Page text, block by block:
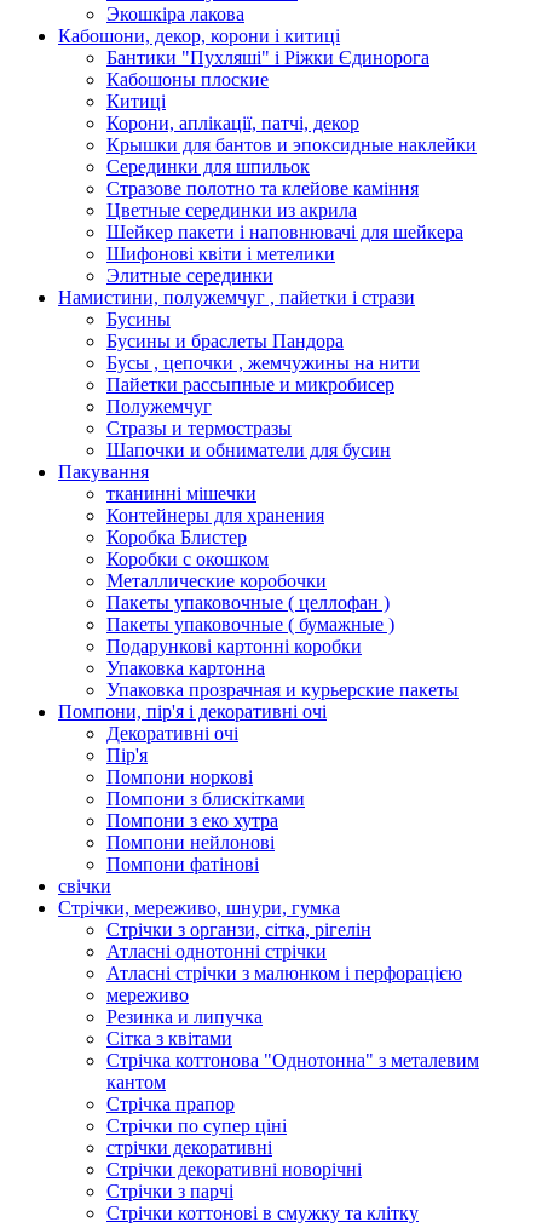
Экошкiра лакова
Кабошони, декор, корони і китиці
Бантики "Пухляші" і Ріжки Єдинорога
Кабошоны плоские
Китиці
Корони, аплікації, патчі, декор
Крышки для бантов и эпоксидные наклейки
Серединки для шпильок
Стразове полотно та клейове каміння
Цветные серединки из акрила
Шейкер пакети і наповнювачі для шейкера
Шифонові квіти і метелики
Элитные серединки
Намистини, полужемчуг , пайетки і стрази
Бусины
Бусины и браслеты Пандора
Бусы , цепочки , жемчужины на нити
Пайетки рассыпные и микробисер
Полужемчуг
Стразы и термостразы
Шапочки и обниматели для бусин
Пакування
тканинні мішечки
Контейнеры для хранения
Коробка Блистер
Коробки с окошком
Металлические коробочки
Пакеты упаковочные ( целлофан )
Пакеты упаковочные ( бумажные )
Подарункові картонні коробки
Упаковка картонна
Упаковка прозрачная и курьерские пакеты
Помпони, пір'я і декоративні очі
Декоративні очі
Пір'я
Помпони норкові
Помпони з блискітками
Помпони з еко хутра
Помпони нейлонові
Помпони фатінові
свічки
Стрічки, мереживо, шнури, гумка
Стрічки з органзи, сітка, рігелін
Атласні однотонні стрічки
Атласні стрічки з малюнком і перфорацією
мереживо
Резинка и липучка
Сітка з квітами
Стрічка коттонова "Однотонна" з металевим
кантом
Стрічка прапор
Стрічки по супер ціні
стрічки декоративні
Стрічки декоративні новорічні
Стрічки з парчі
Стрічки коттонові в смужку та клітку